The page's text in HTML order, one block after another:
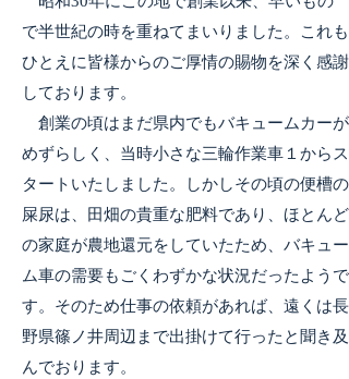
で半世紀の時を重ねてまいりました。これも
ひとえに皆様からのご厚情の賜物を深く感謝
しております。
創業の頃はまだ県内でもバキュームカーが
めずらしく、当時小さな三輪作業車１からス
タートいたしました。しかしその頃の便槽の
屎尿は、田畑の貴重な肥料であり、ほとんど
の家庭が農地還元をしていたため、バキュー
ム車の需要もごくわずかな状況だったようで
す。そのため仕事の依頼があれば、遠くは長
野県篠ノ井周辺まで出掛けて行ったと聞き及
んでおります。